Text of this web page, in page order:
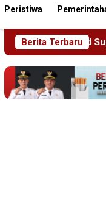
Mobile
Peristiwa
Berita Terbaru
Tanah Suci,